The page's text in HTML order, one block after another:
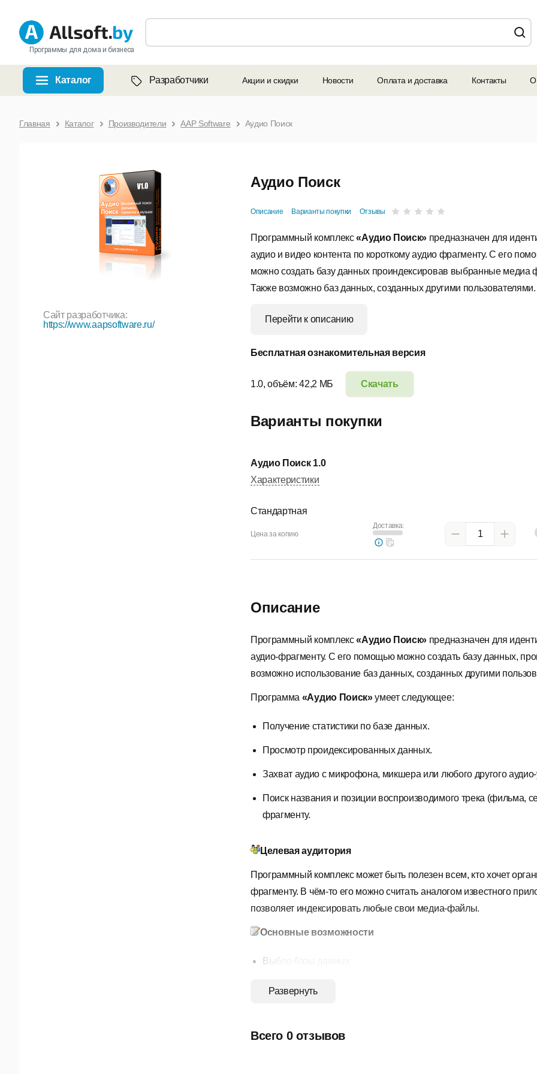
Программы для дома и бизнеса
Каталог Разработчики Акции и скидки Новости Оплата и доставка Контакты О
Главная Каталог Производители AAP Software Аудио Поиск
Аудио Поиск
Описание Варианты покупки Отзывы
Сайт разработчика:
https://www.aapsoftware.ru/
Программный комплекс«Аудио Поиск» предназначен для
аудио и видео контента по короткому аудио фрагменту. С его
можно создать базу данных проиндексировав выбранные медиа
Также возможно баз данных, созданных другими пользователями.
Перейти к описанию
Бесплатная ознакомительная версия
Скачать
1.0, объём: 42,2 МБ
Описание
Программный комплекс«Аудио Поиск» предназначен для
аудио-фрагменту. С его помощью можно создать базу данных,
возможно использование баз данных, созданных другими
Программа «Аудио Поиск»умеет следующее:
Получение статистики по базе данных.
Просмотр проидексированных данных.
Захват аудио с микрофона, микшера или любого другого аудио-
Поиск названия и позиции воспроизводимого трека (фильма,
фрагменту.
Целевая аудитория
Программный комплекс может быть полезен всем, кто хочет
фрагменту. В чём-то его можно считать аналогом известного
позволяет индексировать любые свои медиа-файлы.
Основные возможности
Выбор базы данных
Поиск в базе данных по короткому фрагменту.
Просмотр результатов и вариантов в табличном и
Развернуть
Варианты покупки
Аудио Поиск 1.0
Характеристики
Стандартная
Цена за копию
Доставка:
Всего 0 отзывов